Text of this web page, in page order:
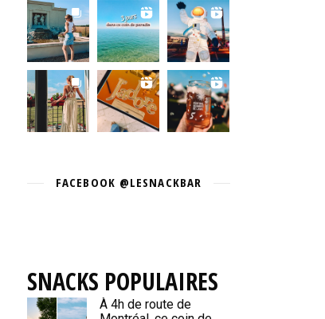
FACEBOOK @LESNACKBAR
SNACKS POPULAIRES
À 4h de route de